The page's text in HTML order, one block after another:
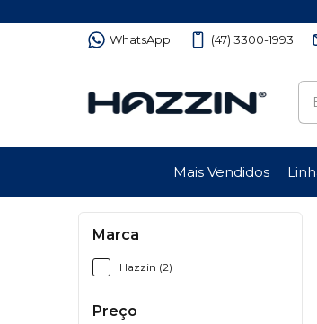
WhatsApp (47) 3300-1993
Mais Vendidos
Marca
Hazzin (2)
Preço